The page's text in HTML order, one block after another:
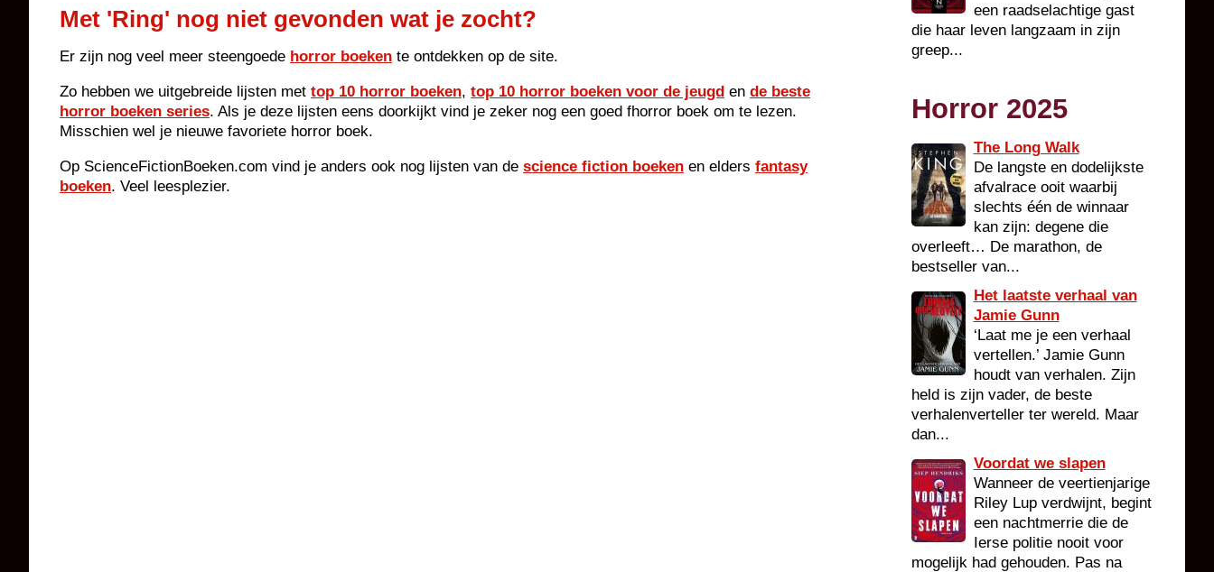
Met 'Ring' nog niet gevonden wat je zocht?
Er zijn nog veel meer steengoede horror boeken te ontdekken op de site.
Zo hebben we uitgebreide lijsten met top 10 horror boeken, top 10 horror boeken voor de jeugd en de beste
horror boeken series. Als je deze lijsten eens doorkijkt vind je zeker nog een goed fhorror boek om te lezen.
Misschien wel je nieuwe favoriete horror boek.
Op ScienceFictionBoeken.com vind je anders ook nog lijsten van de science fiction boeken en elders fantasy
boeken. Veel leesplezier.
een raadselachtige gast
die haar leven langzaam in zijn
greep...
Horror 2025
The Long Walk
De langste en dodelijkste
afvalrace ooit waarbij
slechts één de winnaar
kan zijn: degene die
overleeft… De marathon, de
bestseller van...
Het laatste verhaal van
Jamie Gunn
‘Laat me je een verhaal
vertellen.’ Jamie Gunn
houdt van verhalen. Zijn
held is zijn vader, de beste
verhalenverteller ter wereld. Maar
dan...
Voordat we slapen
Wanneer de veertienjarige
Riley Lup verdwijnt, begint
een nachtmerrie die de
Ierse politie nooit voor
mogelijk had gehouden. Pas na